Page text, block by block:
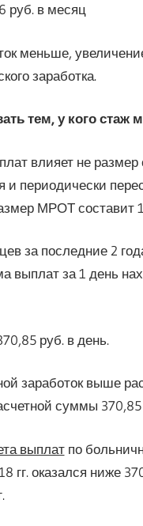
руб. в месяц
меньше,
заработка.
тем, у кого стаж
влияет не
периодически
МРОТ составит
за последние 2
за 1 день
руб. в день.
заработок выше
суммы 370,85
выплатпо
гг. оказался ниже